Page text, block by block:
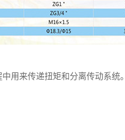
用来传递扭矩和分离传动系统。